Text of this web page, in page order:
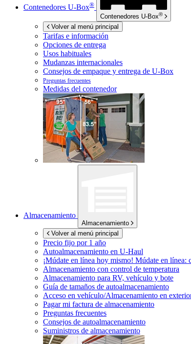
Contenedores U-Box®
Contenedores U-Box®
Volver al menú principal
Tarifas e información
Opciones de entrega
Usos habituales
Mudanzas internacionales
Consejos de empaque y entrega de U-Box
Preguntas frecuentes
Medidas del contenedor
Almacenamiento
Almacenamiento
Volver al menú principal
Precio fijo por 1 año
Autoalmacenamiento en U-Haul
¡Múdate en línea hoy mismo! Múdate en línea:
Almacenamiento con control de temperatura
Almacenamiento para RV, vehículo y bote
Guía de tamaños de autoalmacenamiento
Acceso en vehículo/Almacenamiento en
Pagar mi factura de almacenamiento
Preguntas frecuentes
Consejos de autoalmacenamiento
Suministros de almacenamiento